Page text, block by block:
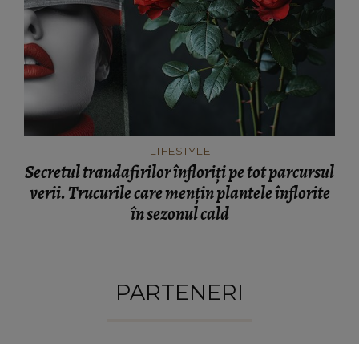
LIFESTYLE
Secretul trandafirilor înfloriți pe tot parcursul
verii. Trucurile care mențin plantele înflorite
în sezonul cald
PARTENERI